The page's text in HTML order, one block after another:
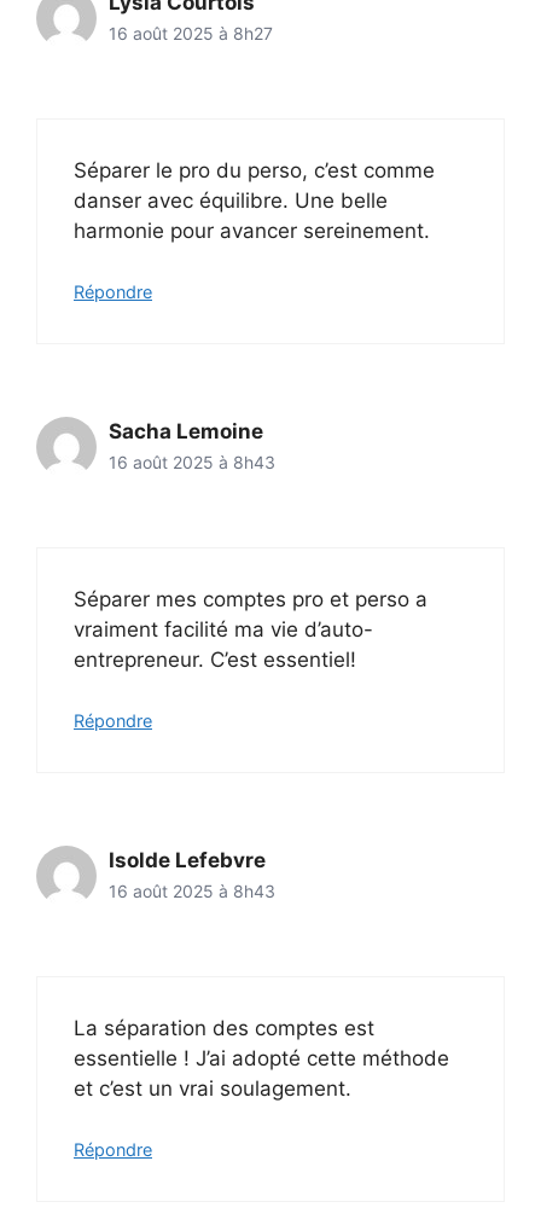
16 août 2025 à 8h27
Séparer le pro du perso, c’est comme
danser avec équilibre. Une belle
harmonie pour avancer sereinement.
Répondre
Sacha Lemoine
16 août 2025 à 8h43
Séparer mes comptes pro et perso a
vraiment facilité ma vie d’auto-
entrepreneur. C’est essentiel!
Répondre
Isolde Lefebvre
16 août 2025 à 8h43
La séparation des comptes est
essentielle ! J’ai adopté cette méthode
et c’est un vrai soulagement.
Répondre